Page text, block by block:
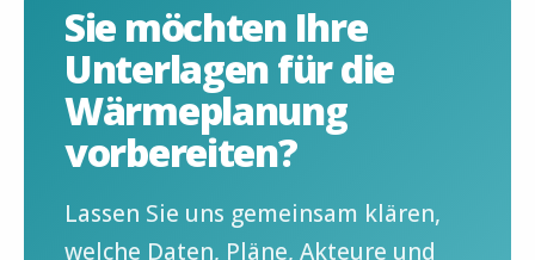
Sie möchten Ihre
Unterlagen für die
Wärmeplanung
vorbereiten?
Lassen Sie uns gemeinsam klären,
welche Daten, Pläne, Akteure und